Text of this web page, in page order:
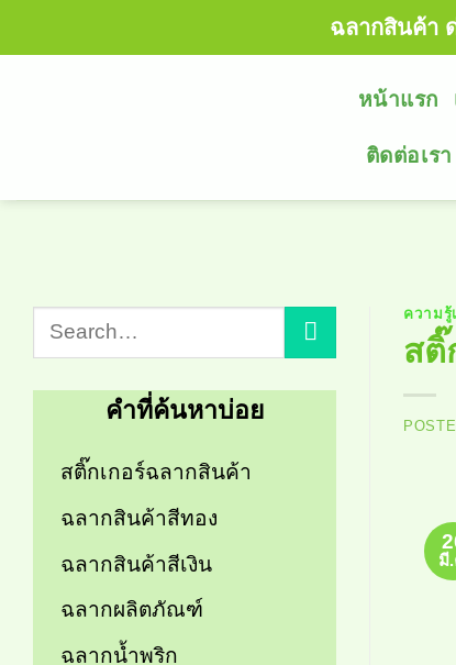
ฉลากสินค้า
หน้าแรก
ติดต่อเรา
คำที่ค้นหาบ่อย
สติ๊กเกอร์ฉลากสินค้า
ฉลากสินค้าสีทอง
ฉลากสินค้าสีเงิน
ฉลากผลิตภัณฑ์
ฉลากน้ำพริก
ความรู้
สติ๊
มี